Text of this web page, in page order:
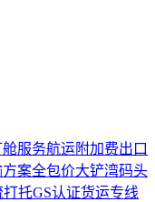
服务航运附加费出口
案全包价大铲湾码头
打托GS认证货运专线